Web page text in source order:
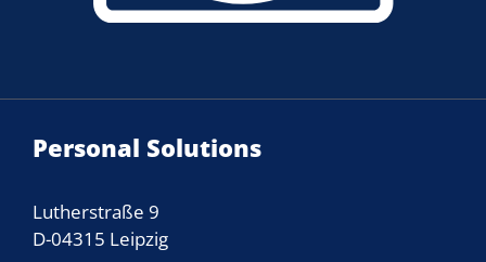
Personal Solutions
Lutherstraße 9
D-04315 Leipzig